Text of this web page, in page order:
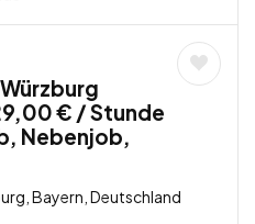
€ / Stunde
Nebenjob,
Bayern, Deutschland